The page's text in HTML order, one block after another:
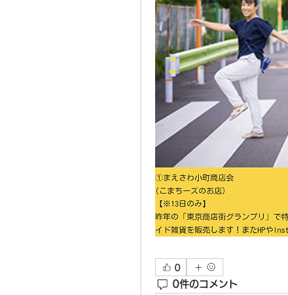
0
0件のコメント